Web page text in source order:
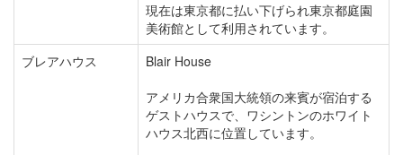
現在は東京都に払い下げられ東京都庭園
美術館として利用されています。
ブレアハウス
Blair House
アメリカ合衆国大統領の来賓が宿泊する
ゲストハウスで、ワシントンのホワイト
ハウス北西に位置しています。